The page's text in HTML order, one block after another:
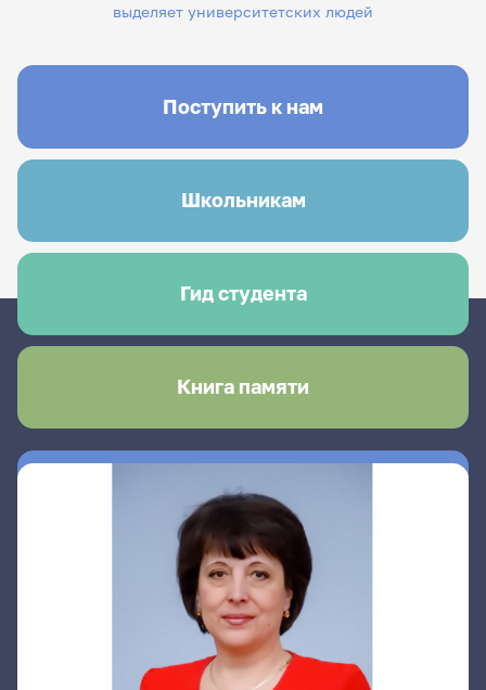
выделяет университетских людей
Поступить к нам
Школьникам
Гид студента
Книга памяти